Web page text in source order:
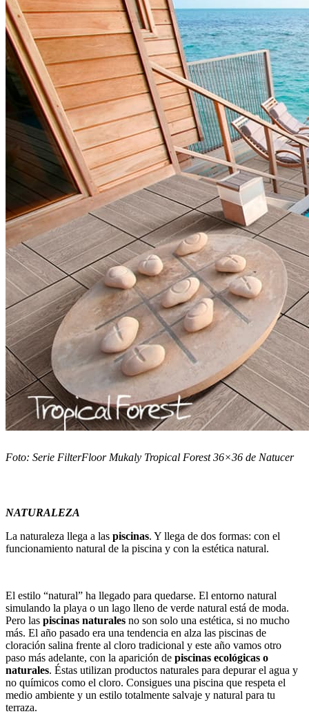
Foto: Serie FilterFloor Mukaly Tropical Forest 36×36 de Natucer
NATURALEZA
La naturaleza llega a las piscinas. Y llega de dos formas: con el
funcionamiento natural de la piscina y con la estética natural.
El estilo “natural” ha llegado para quedarse. El entorno natural
simulando la playa o un lago lleno de verde natural está de moda.
Pero las piscinas naturales no son solo una estética, si no mucho
más. El año pasado era una tendencia en alza las piscinas de
cloración salina frente al cloro tradicional y este año vamos otro
paso más adelante, con la aparición de piscinas ecológicas o
naturales. Éstas utilizan productos naturales para depurar el agua y
no químicos como el cloro. Consigues una piscina que respeta el
medio ambiente y un estilo totalmente salvaje y natural para tu
terraza.